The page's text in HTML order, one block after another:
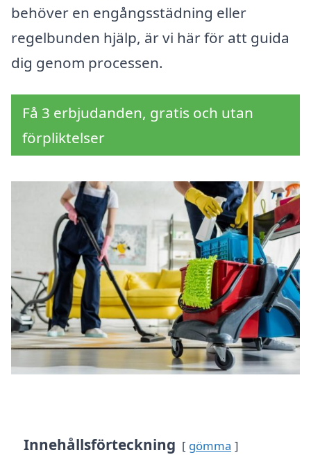
behöver en engångsstädning eller
regelbunden hjälp, är vi här för att guida
dig genom processen.
Få 3 erbjudanden, gratis och utan
förpliktelser
Innehållsförteckning gömma